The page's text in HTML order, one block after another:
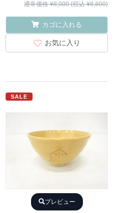
通常価格 ¥8,000 (税込 ¥8,800)
カゴに入れる
お気に入り
SALE
プレビュー